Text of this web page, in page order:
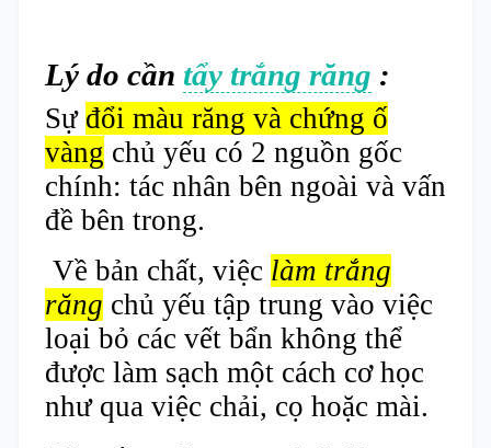
Lý do cần tẩy trắng răng :
Sự đổi màu răng và chứng ố
vàng chủ yếu có 2 nguồn gốc
chính: tác nhân bên ngoài và vấn
đề bên trong.
Về bản chất, việc làm trắng
răng chủ yếu tập trung vào việc
loại bỏ các vết bẩn không thể
được làm sạch một cách cơ học
như qua việc chải, cọ hoặc mài.